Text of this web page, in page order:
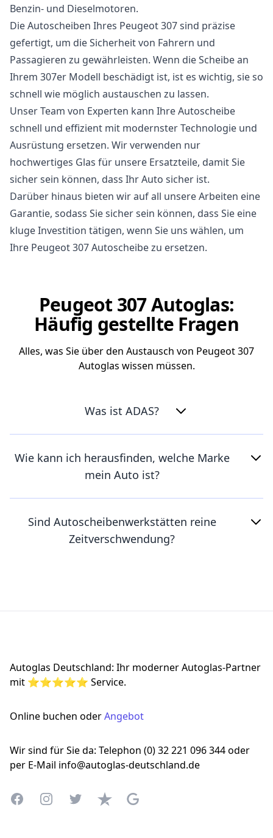
Benzin- und Dieselmotoren.
Die Autoscheiben Ihres Peugeot 307 sind präzise
gefertigt, um die Sicherheit von Fahrern und
Passagieren zu gewährleisten. Wenn die Scheibe an
Ihrem 307er Modell beschädigt ist, ist es wichtig, sie so
schnell wie möglich austauschen zu lassen.
Unser Team von Experten kann Ihre Autoscheibe
schnell und effizient mit modernster Technologie und
Ausrüstung ersetzen. Wir verwenden nur
hochwertiges Glas für unsere Ersatzteile, damit Sie
sicher sein können, dass Ihr Auto sicher ist.
Darüber hinaus bieten wir auf all unsere Arbeiten eine
Garantie, sodass Sie sicher sein können, dass Sie eine
kluge Investition tätigen, wenn Sie uns wählen, um
Ihre Peugeot 307 Autoscheibe zu ersetzen.
Peugeot 307 Autoglas:
Häufig gestellte Fragen
Alles, was Sie über den Austausch von Peugeot 307
Autoglas wissen müssen.
Was ist ADAS?
Wie kann ich herausfinden, welche Marke
mein Auto ist?
Sind Autoscheibenwerkstätten reine
Zeitverschwendung?
Autoglas Deutschland: Ihr moderner Autoglas-Partner
mit ⭐⭐⭐⭐⭐ Service.
Online buchen oderAngebot
Wir sind für Sie da: Telephon (0) 32 221 096 344 oder
per E-Mail info@autoglas-deutschland.de
FacebookInstagramTwitterTrustpilotGoogle Business Profile